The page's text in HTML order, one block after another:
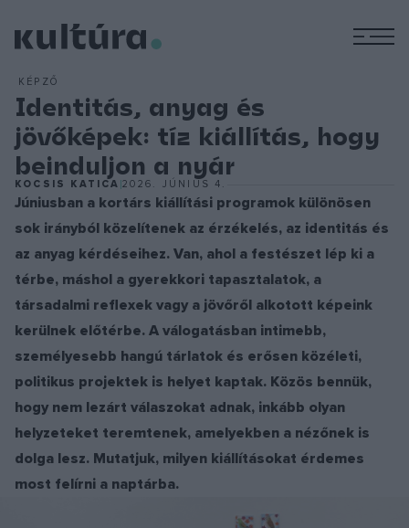
KÉPZŐ
Identitás, anyag és
jövőképek: tíz kiállítás, hogy
beinduljon a nyár
KOCSIS KATICA 2026. JÚNIUS 4.
Júniusban a kortárs kiállítási programok különösen
sok irányból közelítenek az érzékelés, az identitás és
az anyag kérdéseihez. Van, ahol a festészet lép ki a
térbe, máshol a gyerekkori tapasztalatok, a
társadalmi reflexek vagy a jövőről alkotott képeink
kerülnek előtérbe. A válogatásban intimebb,
személyesebb hangú tárlatok és erősen közéleti,
politikus projektek is helyet kaptak. Közös bennük,
hogy nem lezárt válaszokat adnak, inkább olyan
helyzeteket teremtenek, amelyekben a nézőnek is
dolga lesz. Mutatjuk, milyen kiállításokat érdemes
most felírni a naptárba.